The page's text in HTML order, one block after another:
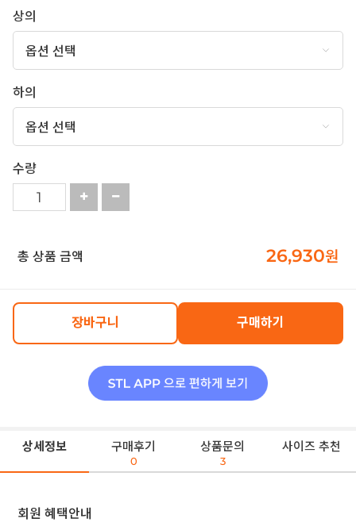
상의
하의
수량
총 상품 금액 26,930원
장바구니 구매하기
상세정보 구매후기
0
상품문의
3
사이즈 추천
회원 혜택안내